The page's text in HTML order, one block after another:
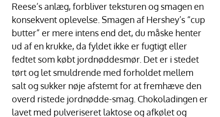
Reese’s anlæg, forbliver teksturen og smagen en
konsekvent oplevelse. Smagen af Hershey’s “cup
butter” er mere intens end det, du måske henter
ud af en krukke, da fyldet ikke er fugtigt eller
fedtet som købt jordnøddesmør. Det er i stedet
tørt og let smuldrende med forholdet mellem
salt og sukker nøje afstemt for at fremhæve den
overd ristede jordnødde-smag. Chokoladingen er
lavet med pulveriseret laktose og afkølet og